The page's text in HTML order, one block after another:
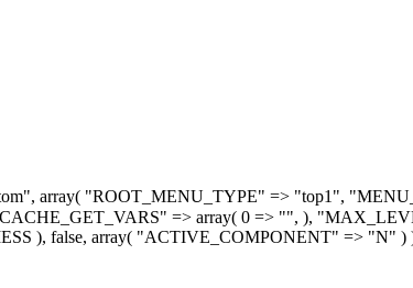
array( "ROOT_MENU_TYPE" => "top1",
=> array( 0 => "", ),
), false, array( "ACTIVE_COMPONENT" => "N" )